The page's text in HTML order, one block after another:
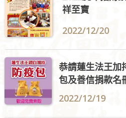
祥至寶
2022/12/20
恭請蓮生法王加
包及善信捐款名
2022/12/19